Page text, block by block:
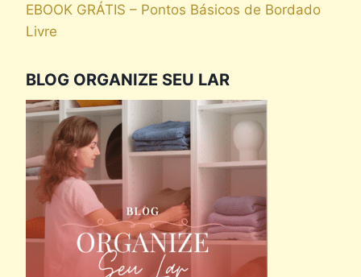
EBOOK GRÁTIS – Pontos Básicos de Bordado
Livre
BLOG ORGANIZE SEU LAR